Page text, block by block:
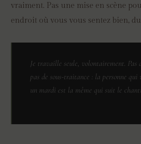
vraiment. Pas une mise en scène
endroit où vous vous sentez bien,
Je travaille seule, volontairement. Pas
pas de sous-traitance : la personne
un mardi est la même qui suit le